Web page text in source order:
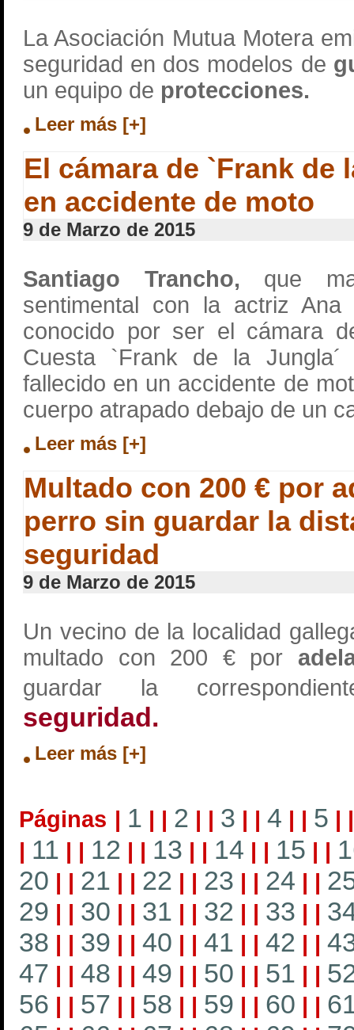
La Asociación Mutua Motera
seguridad en dos modelos de
un equipo de protecciones.
Leer más [+]
El cámara de `Frank de
en accidente de moto
9 de Marzo de 2015
Santiago Trancho, que
sentimental con la actriz
conocido por ser el cámara
Cuesta `Frank de la
fallecido en un accidente de
cuerpo atrapado debajo de un
Leer más [+]
Multado con 200 € por
perro sin guardar la
seguridad
9 de Marzo de 2015
Un vecino de la localidad
multado con 200 € por
guardar la
seguridad.
Leer más [+]
Páginas | 1 | | 2 | | 3 | | 4 | | 5 |
| 11 | | 12 | | 13 | | 14 | | 15 | |
20 | | 21 | | 22 | | 23 | | 24 | |
29 | | 30 | | 31 | | 32 | | 33 | |
38 | | 39 | | 40 | | 41 | | 42 | |
47 | | 48 | | 49 | | 50 | | 51 | |
56 | | 57 | | 58 | | 59 | | 60 | |